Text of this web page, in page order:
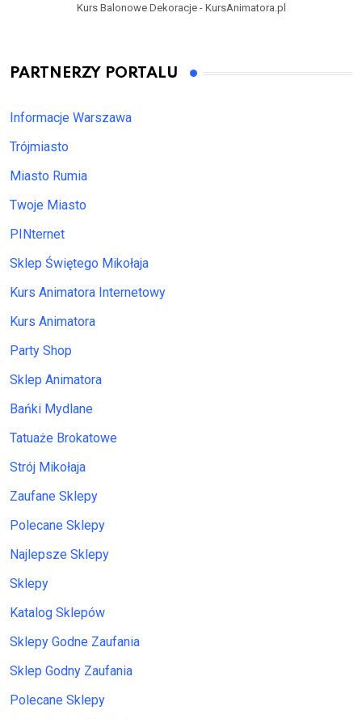
Kurs Balonowe Dekoracje - KursAnimatora.pl
PARTNERZY PORTALU
Informacje Warszawa
Trójmiasto
Miasto Rumia
Twoje Miasto
PINternet
Sklep Świętego Mikołaja
Kurs Animatora Internetowy
Kurs Animatora
Party Shop
Sklep Animatora
Bańki Mydlane
Tatuaże Brokatowe
Strój Mikołaja
Zaufane Sklepy
Polecane Sklepy
Najlepsze Sklepy
Sklepy
Katalog Sklepów
Sklepy Godne Zaufania
Sklep Godny Zaufania
Polecane Sklepy